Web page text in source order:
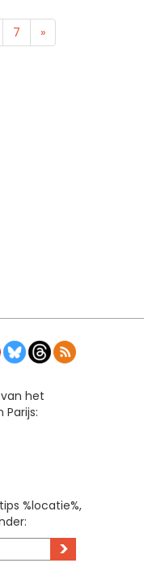
7 »
het
%locatie%,
>